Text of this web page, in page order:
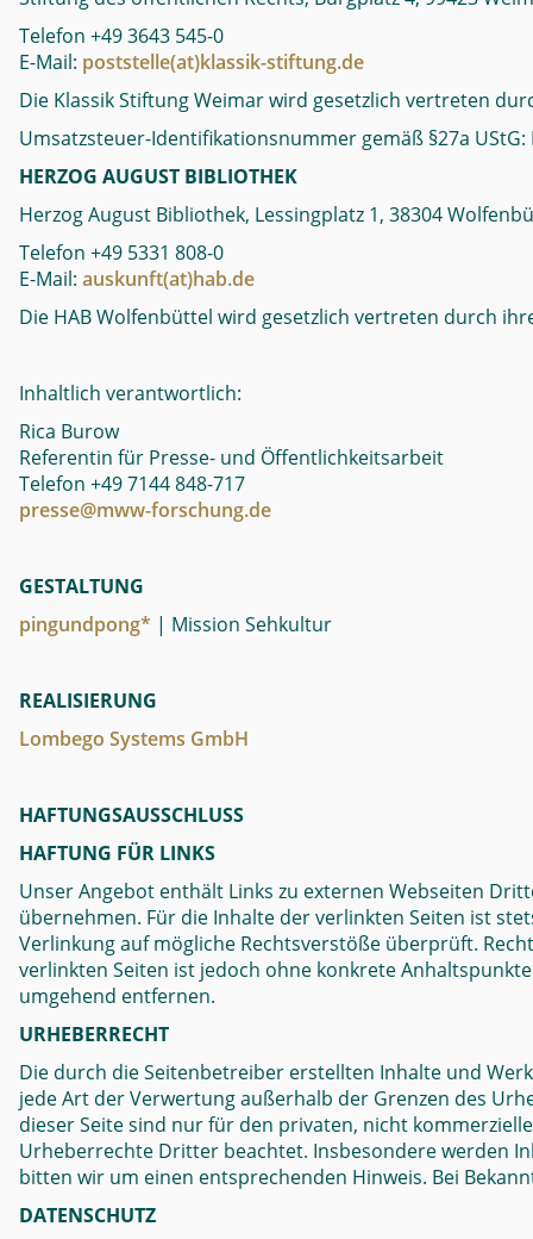
Telefon +49 3643 545-0
E-Mail: poststelle(at)klassik-stiftung.de
Die Klassik Stiftung Weimar wird gesetzlich vertreten
Umsatzsteuer-Identifikationsnummer gemäß §27a UStG:
HERZOG AUGUST BIBLIOTHEK
Herzog August Bibliothek, Lessingplatz 1, 38304
Telefon +49 5331 808-0
E-Mail: auskunft(at)hab.de
Die HAB Wolfenbüttel wird gesetzlich vertreten durch
Inhaltlich verantwortlich:
Rica Burow
Referentin für Presse- und Öffentlichkeitsarbeit
Telefon +49 7144 848-717
presse@mww-forschung.de
GESTALTUNG
pingundpong* | Mission Sehkultur
REALISIERUNG
Lombego Systems GmbH
HAFTUNGSAUSSCHLUSS
HAFTUNG FÜR LINKS
Unser Angebot enthält Links zu externen Webseiten
übernehmen. Für die Inhalte der verlinkten Seiten ist
Verlinkung auf mögliche Rechtsverstöße überprüft.
verlinkten Seiten ist jedoch ohne konkrete
umgehend entfernen.
URHEBERRECHT
Die durch die Seitenbetreiber erstellten Inhalte und
jede Art der Verwertung außerhalb der Grenzen des
dieser Seite sind nur für den privaten, nicht
Urheberrechte Dritter beachtet. Insbesondere werden
bitten wir um einen entsprechenden Hinweis. Bei
DATENSCHUTZ